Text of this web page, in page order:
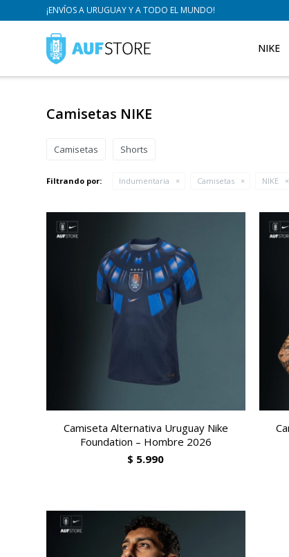
NIKE
¡ENVÍOS A URUGUAY Y A TODO EL MUNDO!
Camisetas NIKE
Camisetas Shorts
Filtrando por: Indumentaria Camisetas NIKE
Camiseta Alternativa Uruguay Nike
Foundation – Hombre 2026
$ 5.990